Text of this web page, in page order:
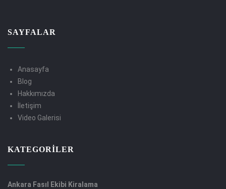
SAYFALAR
Anasayfa
Blog
Hakkımızda
İletişim
Video Galerisi
KATEGORILER
Ankara Fasıl Ekibi Kiralama